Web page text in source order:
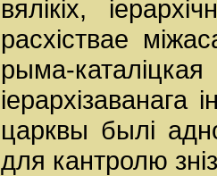
вялікіх,
расхіствае
рыма-
іерархізаванага
царквы былі
для кантролю